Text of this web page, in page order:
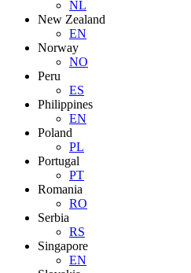
NL
New Zealand
EN
Norway
NO
Peru
ES
Philippines
EN
Poland
PL
Portugal
PT
Romania
RO
Serbia
RS
Singapore
EN